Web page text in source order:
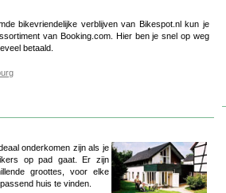
bikevriendelijke verblijven van Bikespot.nl kun je
van Booking.com. Hier ben je snel op weg
betaald.
onderkomen zijn als je
op pad gaat. Er zijn
groottes, voor elke
huis te vinden.